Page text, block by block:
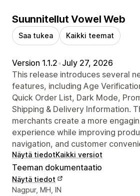
Suunnitellut Vowel Web
Saa tukea Kaikki teemat
Version 1.1.2•July 27, 2026
This release introduces several
features, including Age
Quick Order List, Dark Mode,
Shipping & Delivery Information.
merchants create a more
experience while improving
navigation, and customer
Näytä tiedotKaikki versiot
Teeman dokumentaatio
Näytä tiedot
Suunnittelijan yhteystiedot
Nagpur, MH, IN